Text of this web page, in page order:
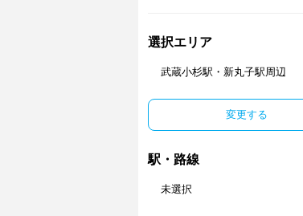
選択エリア
武蔵小杉駅・新丸子駅周辺
変更する
駅・路線
未選択